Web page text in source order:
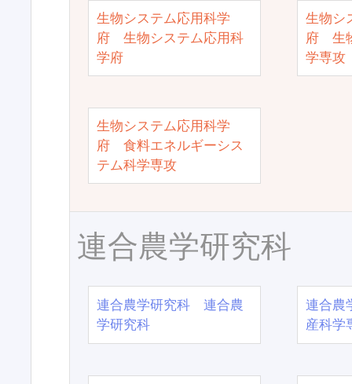
生物システム応用科学
府 生物システム応用科
学府
生物シ
府 生
学専攻
生物システム応用科学
府 食料エネルギーシス
テム科学専攻
連合農学研究科
連合農学研究科 連合農
学研究科
連合農
産科学